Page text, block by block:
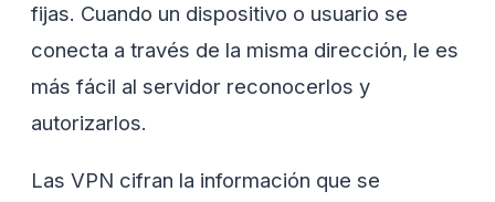
fijas. Cuando un dispositivo o usuario se
conecta a través de la misma dirección, le es
más fácil al servidor reconocerlos y
autorizarlos.
Las VPN cifran la información que se